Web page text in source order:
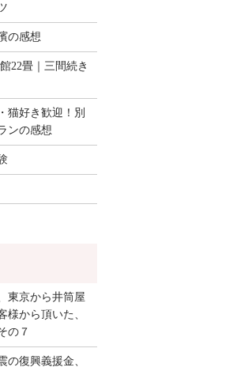
の感想
22畳｜三間続き
猫好き歓迎！別
ンの感想
東京から井筒屋
様から頂いた、
の７
の復興義援金、